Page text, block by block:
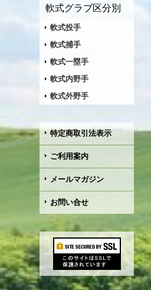
軟式グラブ区分別
軟式投手
軟式捕手
軟式一塁手
軟式内野手
軟式外野手
特定商取引法表示
ご利用案内
メールマガジン
お問い合せ